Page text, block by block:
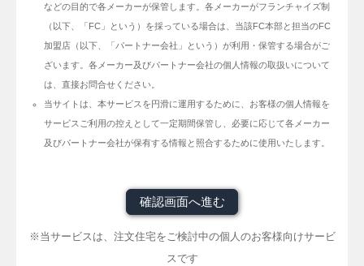
などの目的で各メーカーが保管します。各メーカーがフランチャイズ制
（以下、「FC」という）を採っている場合は、当該FC本部と担当のFC
加盟店（以下、「パートナー会社」という）が利用・保管する場合がご
ざいます。各メーカー及びパートナー会社の個人情報の取扱いについて
は、直接お問合せください。
当サイトは、本サービスを円滑に運用するために、お客様の個人情報を
サービスご利用の控えとして一定期間保管し、必要に応じて各メーカー
及びパートナー会社が保有する情報と照合するために使用いたします。
※当サービスは、注文住宅をご検討中の個人のお客様向けサービ
スです